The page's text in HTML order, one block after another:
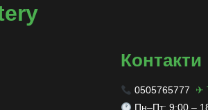
Контакти
0505765777
✈
Пн–Пт: 9:00 –